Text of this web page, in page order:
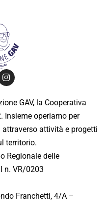
GAV, la Cooperativa
Insieme operiamo per
attività e progetti
territorio.
Regionale delle
n. VR/0203
Franchetti, 4/A –